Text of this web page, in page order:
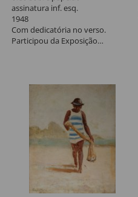
assinatura inf. esq.
1948
Com dedicatória no verso.
Participou da Exposição